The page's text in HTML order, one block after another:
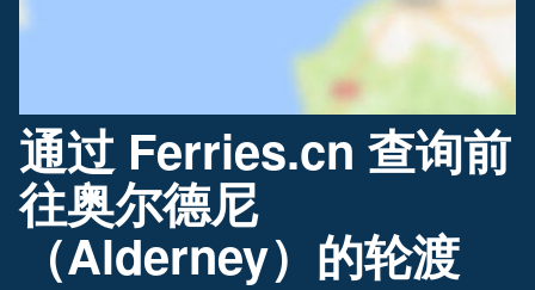
通过 Ferries.cn 查询前
往奥尔德尼
（Alderney）的轮渡